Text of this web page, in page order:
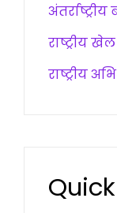
राष्ट्रीय
राष्ट्रीय